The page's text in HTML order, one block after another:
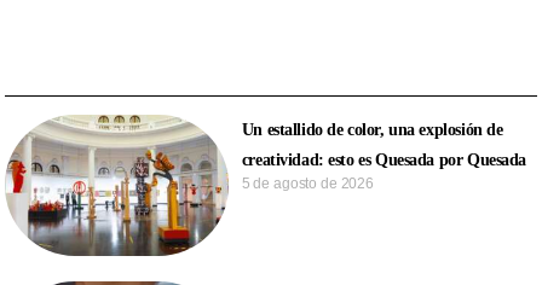
Un estallido de color, una explosión de
creatividad: esto es Quesada por Quesada
5 de agosto de 2026